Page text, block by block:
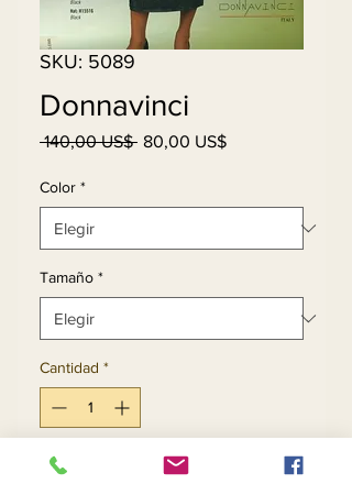
SKU: 5089
Donnavinci
140,00 US$ Precio
80,00 US$Precio
Color *
Tamaño *
Cantidad *
Agregar al carrito